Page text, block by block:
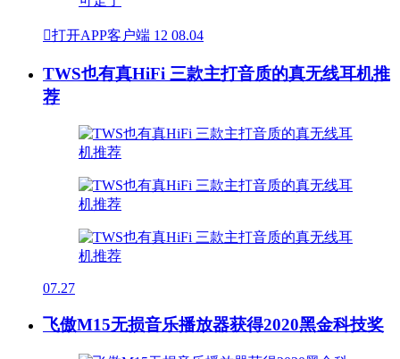
打开APP客户端 12 08.04
TWS也有真HiFi 三款主打音质的真无线耳机推
荐
07.27
飞傲M15无损音乐播放器获得2020黑金科技奖